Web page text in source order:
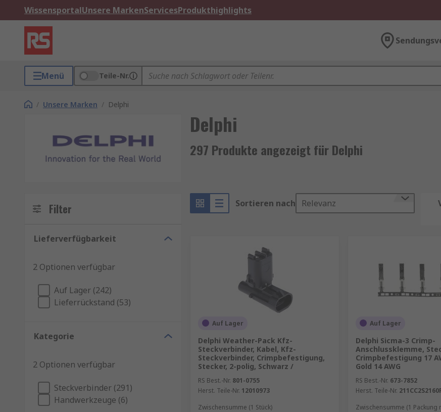
WissensportalUnsere MarkenServicesProdukthighlights
Menü Teile-Nr.
/ Unsere Marken / Delphi
Delphi
297 Produkte angezeigt für Delphi
Filter
Lieferverfügbarkeit
2 Optionen verfügbar
Auf Lager (242)
Lieferrückstand (53)
Kategorie
2 Optionen verfügbar
Steckverbinder (291)
Handwerkzeuge (6)
Sortieren nach Relevanz
Auf Lager
Delphi Weather-Pack Kfz-
Steckverbinder, Kabel, Kfz-
Steckverbinder, Crimpbefestigung,
Stecker, 2-polig, Schwarz /
RS Best.-Nr. 801-0755
Herst. Teile-Nr. 12010973
Zwischensumme (1 Stück)
Auf Lager
Delphi Sicma-3 Crimp-
Anschlussklemme,
Crimpbefestigung 17
Gold 14 AWG
RS Best.-Nr. 673-7852
Herst. Teile-Nr.
Zwischensumme (1 Packung